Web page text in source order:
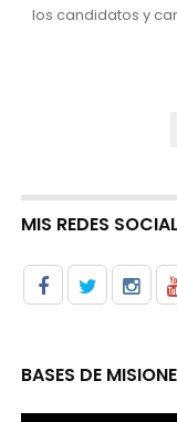
los candidatos y
MIS REDES
BASES DE